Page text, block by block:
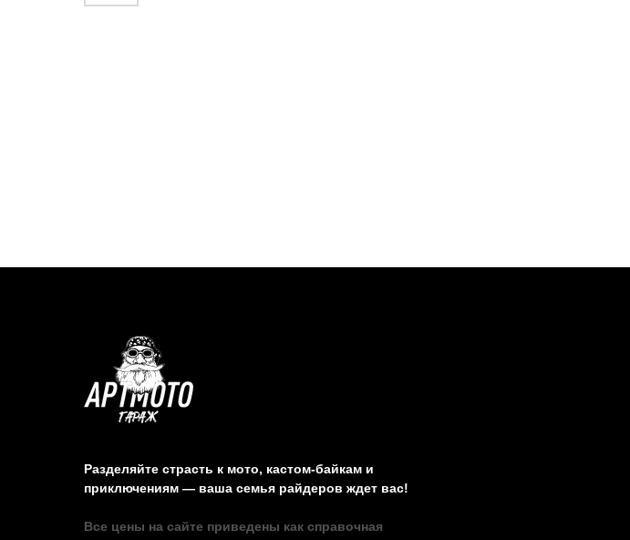
Разделяйте страсть к мото, кастом-байкам и
приключениям — ваша семья райдеров ждет вас!
Все цены на сайте приведены как справочная